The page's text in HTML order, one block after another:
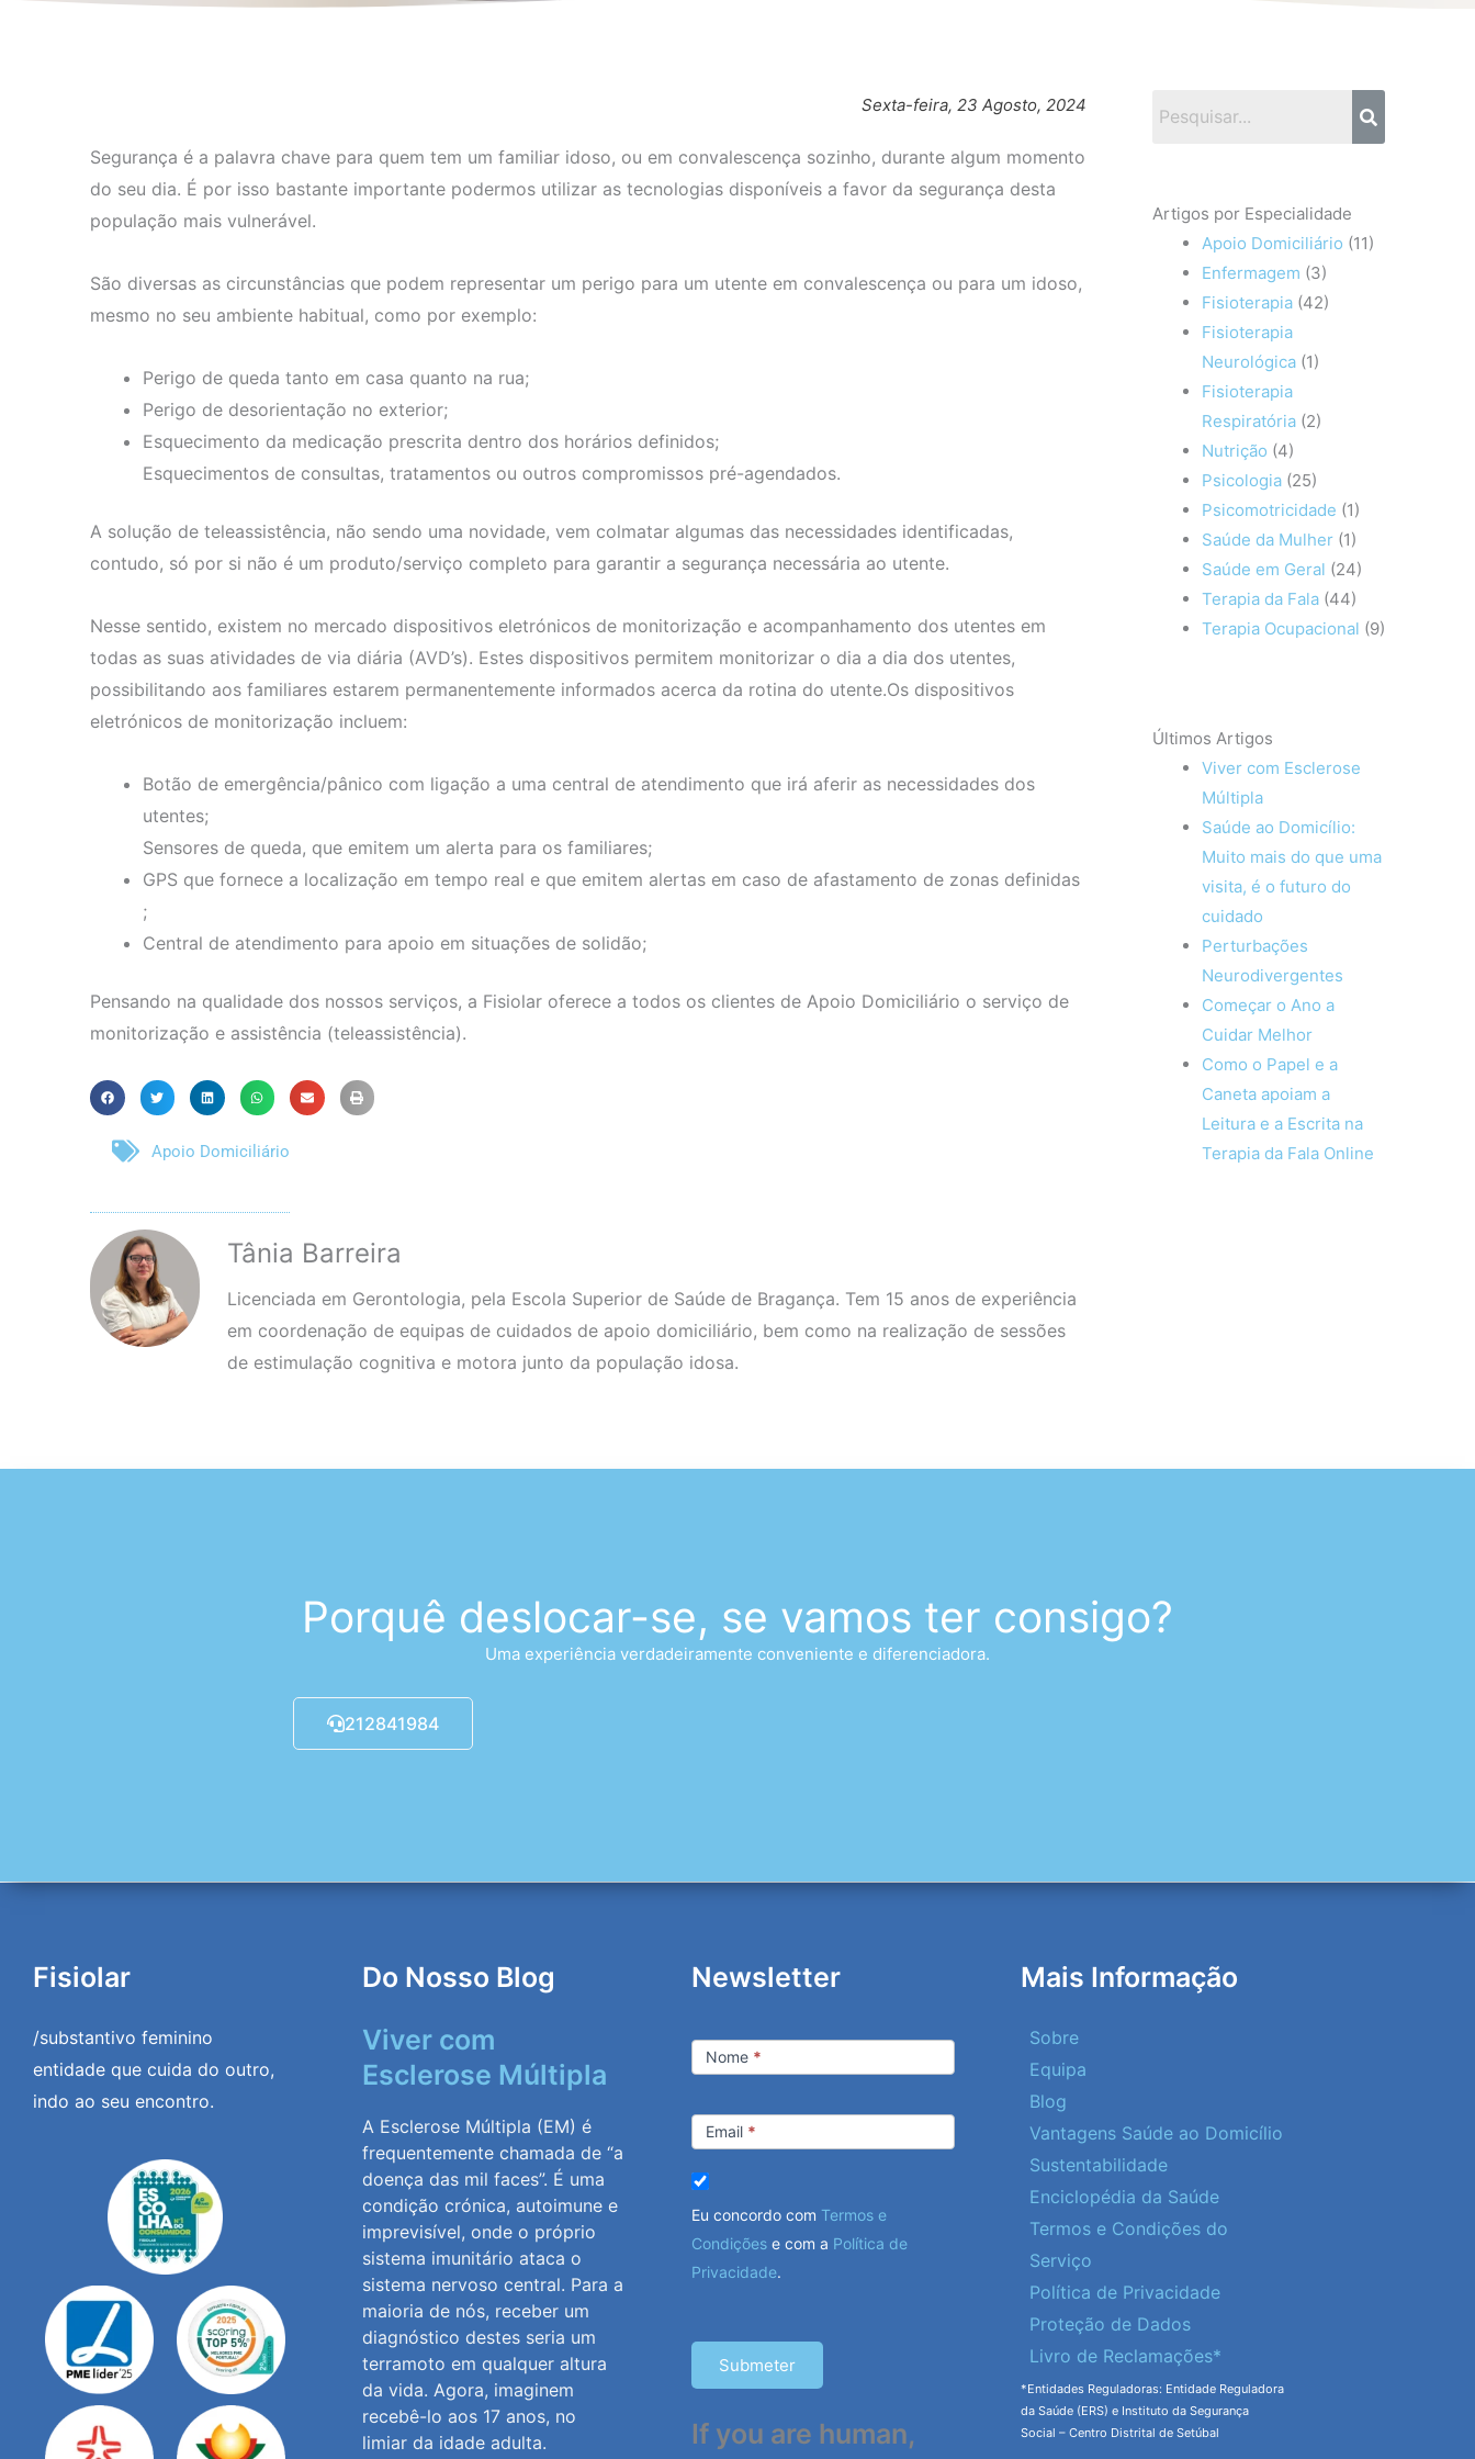
Sexta-feira, 23 Agosto, 2024
Segurança é a palavra chave para quem tem um familiar idoso, ou em convalescença sozinho, durante algum momento
do seu dia. É por isso bastante importante podermos utilizar as tecnologias disponíveis a favor da segurança desta
população mais vulnerável.
São diversas as circunstâncias que podem representar um perigo para um utente em convalescença ou para um idoso,
mesmo no seu ambiente habitual, como por exemplo:
Perigo de queda tanto em casa quanto na rua;
Perigo de desorientação no exterior;
Esquecimento da medicação prescrita dentro dos horários definidos;
Esquecimentos de consultas, tratamentos ou outros compromissos pré-agendados.
A solução de teleassistência, não sendo uma novidade, vem colmatar algumas das necessidades identificadas,
contudo, só por si não é um produto/serviço completo para garantir a segurança necessária ao utente.
Nesse sentido, existem no mercado dispositivos eletrónicos de monitorização e acompanhamento dos utentes em
todas as suas atividades de via diária (AVD’s). Estes dispositivos permitem monitorizar o dia a dia dos utentes,
possibilitando aos familiares estarem permanentemente informados acerca da rotina do utente.Os dispositivos
eletrónicos de monitorização incluem:
Botão de emergência/pânico com ligação a uma central de atendimento que irá aferir as necessidades dos
utentes;
Sensores de queda, que emitem um alerta para os familiares;
GPS que fornece a localização em tempo real e que emitem alertas em caso de afastamento de zonas definidas
;
Central de atendimento para apoio em situações de solidão;
Pensando na qualidade dos nossos serviços, a Fisiolar oferece a todos os clientes de Apoio Domiciliário o serviço de
monitorização e assistência (teleassistência).
Apoio Domiciliário
Tânia Barreira
Licenciada em Gerontologia, pela Escola Superior de Saúde de Bragança. Tem 15 anos de experiência
em coordenação de equipas de cuidados de apoio domiciliário, bem como na realização de sessões
de estimulação cognitiva e motora junto da população idosa.
Artigos por Especialidade
Apoio Domiciliário (11)
Enfermagem (3)
Fisioterapia(42)
Fisioterapia
Neurológica(1)
Fisioterapia
Respiratória(2)
Nutrição (4)
Psicologia(25)
Psicomotricidade (1)
Saúde da Mulher(1)
Saúde em Geral (24)
Terapia da Fala(44)
Terapia Ocupacional (9)
Últimos Artigos
Viver com Esclerose
Múltipla
Saúde ao Domicílio:
Muito mais do que uma
visita, é o futuro do
cuidado
Perturbações
Neurodivergentes
Começar o Ano a
Cuidar Melhor
Como o Papel e a
Caneta apoiam a
Leitura e a Escrita na
Terapia da Fala Online
Porquê deslocar-se, se vamos ter consigo?
Uma experiência verdadeiramente conveniente e diferenciadora.
212841984
Fisiolar
/substantivo feminino
entidade que cuida do outro,
indo ao seu encontro.
Do Nosso Blog
Viver com
Esclerose Múltipla
A Esclerose Múltipla (EM) é
frequentemente chamada de “a
doença das mil faces”. É uma
condição crónica, autoimune e
imprevisível, onde o próprio
sistema imunitário ataca o
sistema nervoso central. Para a
maioria de nós, receber um
diagnóstico destes seria um
terramoto em qualquer altura
da vida. Agora, imaginem
recebê-lo aos 17 anos, no
limiar da idade adulta.
Newsletter
Newsletter
Nome *
Email *
Eu concordo com Termos e
Condições e com a Política de
Privacidade.
Submeter
If you are human,
Mais Informação
Sobre
Equipa
Blog
Vantagens Saúde ao Domicílio
Sustentabilidade
Enciclopédia da Saúde
Termos e Condições do
Serviço
Política de Privacidade
Proteção de Dados
Livro de Reclamações*
*Entidades Reguladoras: Entidade Reguladora
da Saúde (ERS) e Instituto da Segurança
Social – Centro Distrital de Setúbal